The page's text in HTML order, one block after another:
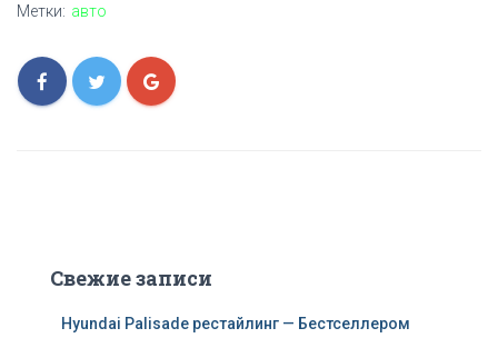
Метки: авто
Свежие записи
Hyundai Palisade рестайлинг — Бестселлером